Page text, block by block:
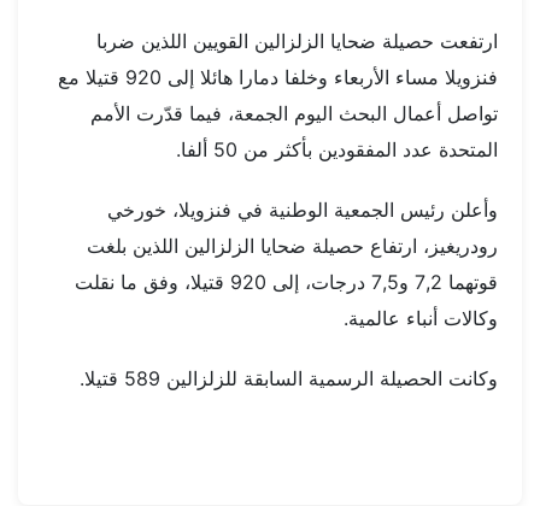
ارتفعت حصيلة ضحايا الزلزالين القويين اللذين ضربا
فنزويلا مساء الأربعاء وخلفا دمارا هائلا إلى 920 قتيلا مع
تواصل أعمال البحث اليوم الجمعة، فيما قدّرت الأمم
المتحدة عدد المفقودين بأكثر من 50 ألفا.
وأعلن رئيس الجمعية الوطنية في فنزويلا، خورخي
رودريغيز، ارتفاع حصيلة ضحايا الزلزالين اللذين بلغت
قوتهما 7,2 و7,5 درجات، إلى 920 قتيلا، وفق ما نقلت
وكالات أنباء عالمية.
وكانت الحصيلة الرسمية السابقة للزلزالين 589 قتيلا.